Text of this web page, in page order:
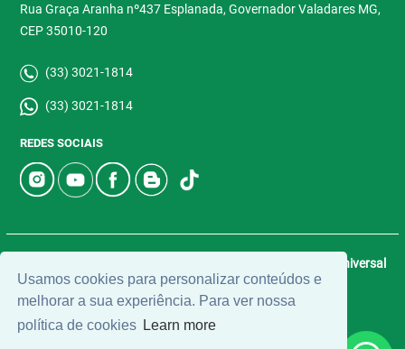
Usamos cookies para personalizar conteúdos e
melhorar a sua experiência. Para ver nossa
política de cookies Learn more
Rua Graça Aranha nº437 Esplanada, Governador Valadares MG,
CEP 35010-120
(33) 3021-1814
(33) 3021-1814
REDES SOCIAIS
Universal
Software.